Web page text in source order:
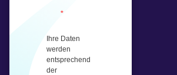
Ihre Daten
werden
entsprechend
der